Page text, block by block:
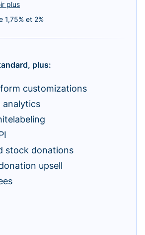
plus
1,75% et 2%
plus:
customizations
analytics
stock donations
upsell